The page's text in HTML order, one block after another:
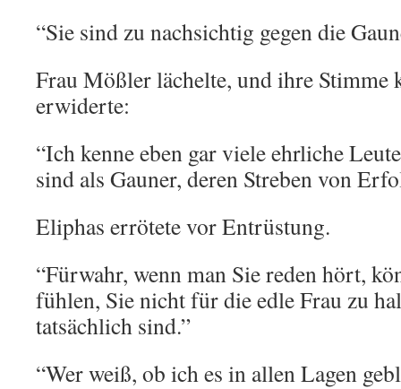
“Sie sind zu nachsichtig gegen die
Frau Mößler lächelte, und ihre Stimme
erwiderte:
“Ich kenne eben gar viele ehrliche
sind als Gauner, deren Streben von
Eliphas errötete vor Entrüstung.
“Fürwahr, wenn man Sie reden hört,
fühlen, Sie nicht für die edle Frau zu
tatsächlich sind.”
“Wer weiß, ob ich es in allen Lagen